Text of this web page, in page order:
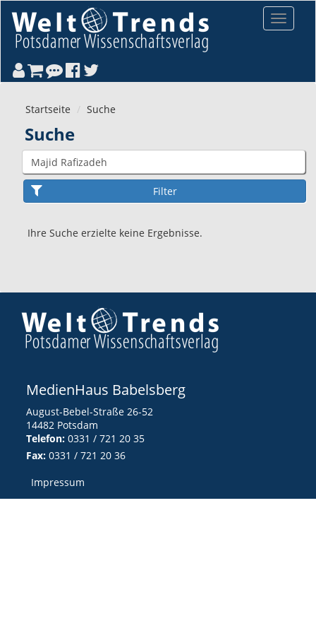
Toggle
Startseite Suche
Suche
Ihre Suche erzielte keine Ergebnisse.
MedienHaus Babelsberg
August-Bebel-Straße 26-52
14482 Potsdam
Telefon: 0331 / 721 20 35
Fax: 0331 / 721 20 36
Impressum